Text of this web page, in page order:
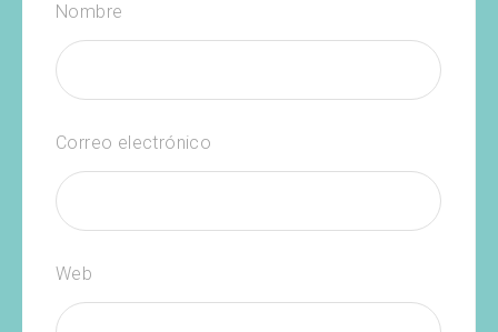
Nombre
Correo electrónico
Web